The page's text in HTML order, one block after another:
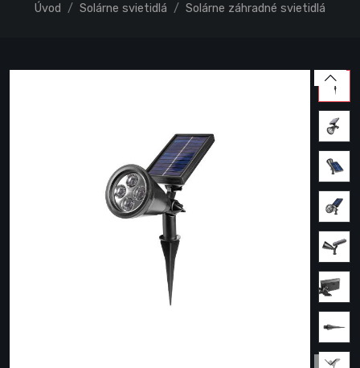
Úvod Solárne svietidlá Solárne záhradné svietidlá